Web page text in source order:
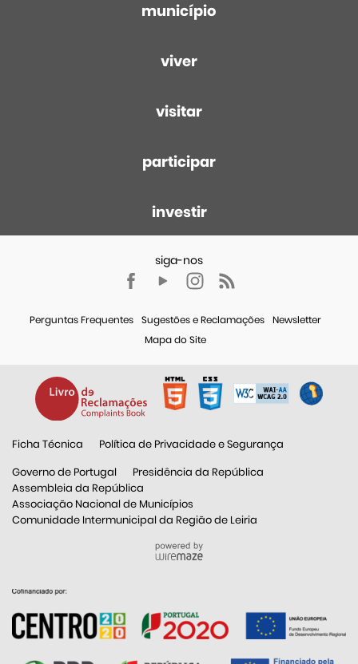
município
viver
visitar
participar
investir
Perguntas Frequentes Sugestões e Reclamações
Newsletter
Mapa do Site
Ficha Técnica
Política de Privacidade e Segurança
Governo de Portugal
Presidência da República
Assembleia da República
Associação Nacional de Municípios
Comunidade Intermunicipal da Região de Leiria